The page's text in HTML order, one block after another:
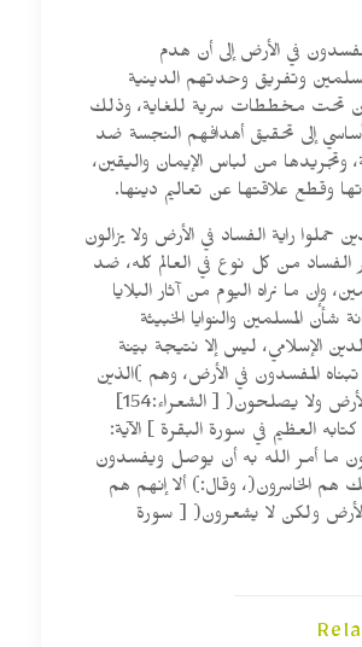
في الأرض إلى أن هدم
وتفريق وحدتهم الدينية
تحت مخططات سرية للغاية، وذلك
إلى تحقيق أهدافهم النجسة ضد
وتجريدها من لباس الإيمان واليقين،
وقطع علاقتها عن تعاليم دينها.
حملوا راية الفساد في الأرض ولا يزالون
من كل نوع في العالم كله، ضد
وإن ما نراه اليوم من آثار البلايا
شأن المسلمين والنوايا الخبيثة
الإسلامي، ليس إلا نتيجة بيّنة
المفسدون في الأرض، وهم )الذين
يفسدون في الأرض ولا يصلحون( [ الشعراء:154]
العظيم في سورة البقرة ] الآية:
ما أمر الله به أن يوصل ويفسدون
هم الخاسرون(، وقال:) ألا إنهم هم
ولكن لا يشعرون( [ سورة